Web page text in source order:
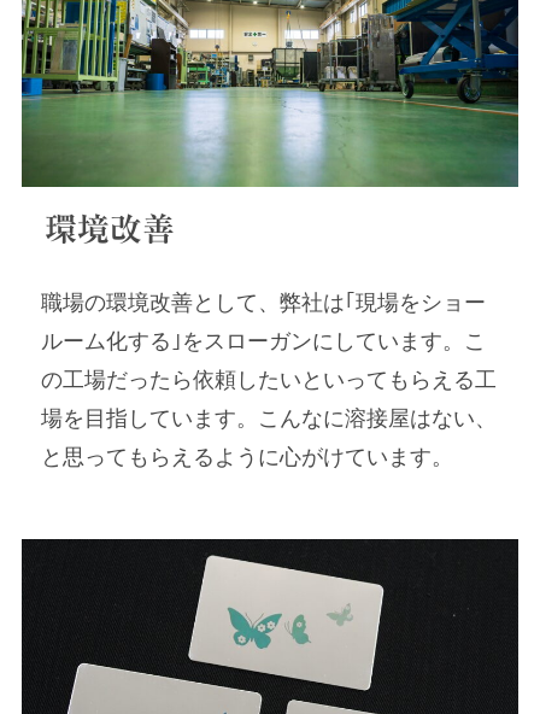
環境改善
職場の環境改善として、弊社は｢現場をショー
ルーム化する｣をスローガンにしています。こ
の工場だったら依頼したいといってもらえる工
場を目指しています。こんなに溶接屋はない、
と思ってもらえるように心がけています。